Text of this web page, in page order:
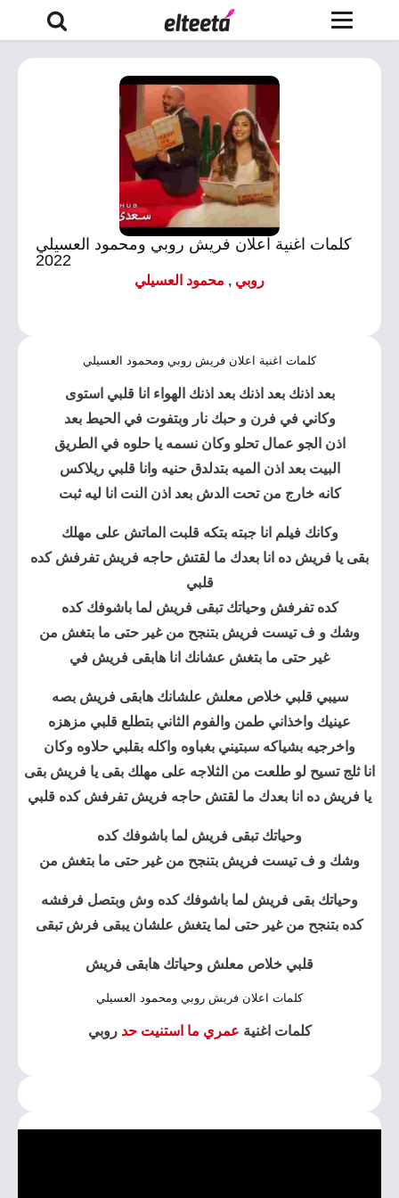
كلمات اغنية اعلان فريش روبي ومحمود العسيلي
2022
روبي , محمود العسيلي
كلمات اغنية اعلان فريش روبي ومحمود العسيلي
بعد اذنك بعد اذنك بعد اذنك الهواء انا قلبي استوى
وكاني في فرن و حبك نار وبتفوت في الحيط بعد
اذن الجو عمال تحلو وكان نسمه يا حلوه في الطريق
البيت بعد اذن الميه بتدلدق حنيه وانا قلبي ريلاكس
كانه خارج من تحت الدش بعد اذن النت انا ليه ثبت
وكانك فيلم انا جبته بتكه قلبت الماتش على مهلك
بقى يا فريش ده انا بعدك ما لقتش حاجه فريش تفرفش كده
قلبي
كده تفرفش وحياتك تبقى فريش لما باشوفك كده
وشك و ف تيست فريش بتنجح من غير حتى ما بتغش من
غير حتى ما بتغش عشانك انا هابقى فريش في
سيبي قلبي خلاص معلش علشانك هابقى فريش بصه
عينيك واخذاني طمن والفوم الثاني بتطلع قلبي مزهزه
واخرجيه بشياكه سبتيني بغباوه واكله بقلبي حلاوه وكان
انا ثلج تسيح لو طلعت من الثلاجه على مهلك بقى يا فريش بقى
يا فريش ده انا بعدك ما لقتش حاجه فريش تفرفش كده قلبي
وحياتك تبقى فريش لما باشوفك كده
وشك و ف تيست فريش بتنجح من غير حتى ما بتغش من
وحياتك بقى فريش لما باشوفك كده وش وبتصل فرفشه
كده بتنجح من غير حتى لما يتغش علشان يبقى فرش تبقى
قلبي خلاص معلش وحياتك هابقى فريش
كلمات اعلان فريش روبي ومحمود العسيلي
كلمات اغنية عمري ما استنيت حد روبي